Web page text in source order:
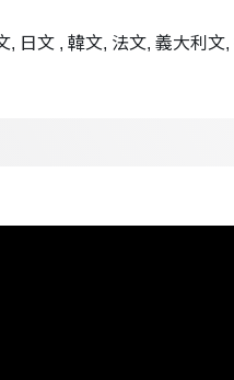
, 日文 , 韓文, 法文, 義大利